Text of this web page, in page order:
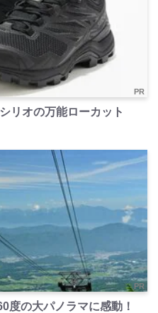
PR
リオの万能ローカット
PR
度の大パノラマに感動！